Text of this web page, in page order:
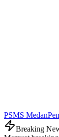
PSMS Medan
Breaking